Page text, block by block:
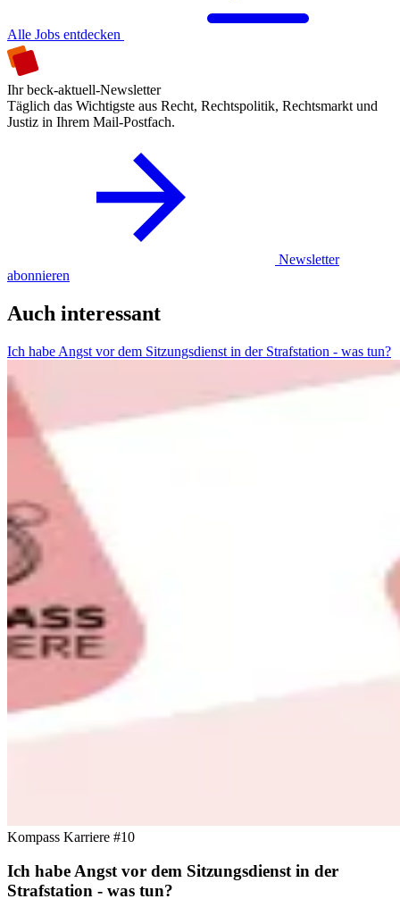
Alle Jobs entdecken
Ihr beck-aktuell-Newsletter
Täglich das Wichtigste aus Recht, Rechtspolitik, Rechtsmarkt und
Justiz in Ihrem Mail-Postfach.
Newsletter
abonnieren
Auch interessant
Ich habe Angst vor dem Sitzungsdienst in der Strafstation - was tun?
Kompass Karriere #10
Ich habe Angst vor dem Sitzungsdienst in der
Strafstation - was tun?